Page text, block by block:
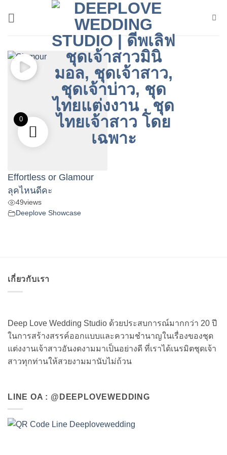
Effortless or Glamour
ลุคไหนดีคะ
49views
Deeplove Showcase
เกี่ยวกับเรา
Deep Love Wedding Studio ด้วยประสบการณ์มากกว่า 20 ปี
ในการสร้างสรรค์ออกแบบและความชำนาญในเรื่องของชุด
แต่งงานเจ้าสาวอันงดงามมาเป็นอย่างดี ที่เราได้เนรมิตชุดเจ้า
สาวทุกท่านให้สวยงามมานับไม่ถ้วน
LINE OA : @DEEPLOVEWEDDING
0